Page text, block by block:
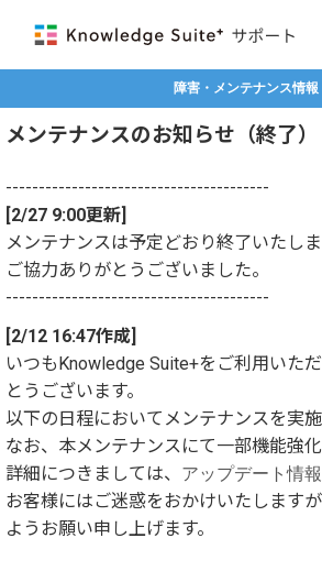
障害・メンテナンス情報
メンテナンスのお知らせ（終了
----------------------------------------
[2/27 9:00更新]
メンテナンスは予定どおり終了いたしま
ご協力ありがとうございました。
----------------------------------------
[2/12 16:47作成]
いつもKnowledge Suite+をご利用いた
とうございます。
以下の日程においてメンテナンスを実施
なお、本メンテナンスにて一部機能強
詳細につきましては、 アップデート情報
お客様にはご迷惑をおかけいたします
ようお願い申し上げます。